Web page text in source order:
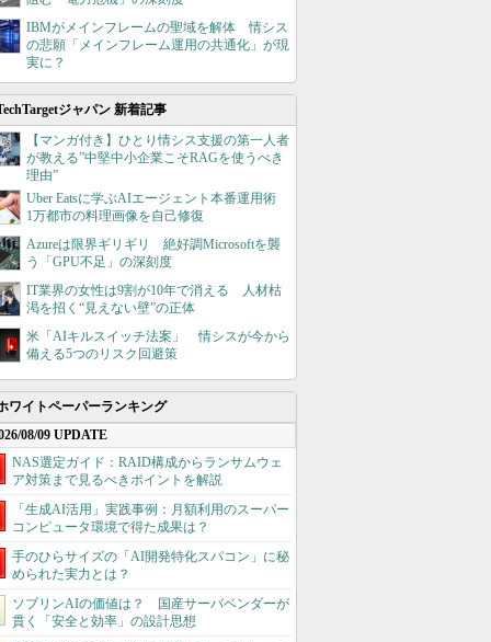
IBMがメインフレームの聖域を解体 情シス
の悲願「メインフレーム運用の共通化」が現
実に？
ジャパン 新着記事
【マンガ付き】ひとり情シス支援の第一人者
が教える”中堅中小企業こそRAGを使うべき
理由”
Uber Eatsに学ぶAIエージェント本番運用術
1万都市の料理画像を自己修復
Azureは限界ギリギリ 絶好調Microsoftを襲
う「GPU不足」の深刻度
IT業界の女性は9割が10年で消える 人材枯
渇を招く“見えない壁”の正体
米「AIキルスイッチ法案」 情シスが今から
備える5つのリスク回避策
ワイトペーパーランキング
08/09 UPDATE
NAS選定ガイド：RAID構成からランサムウェ
ア対策まで見るべきポイントを解説
「生成AI活用」実践事例：月額利用のスーパー
コンピュータ環境で得た成果は？
手のひらサイズの「AI開発特化スパコン」に秘
められた実力とは？
ソブリンAIの価値は？ 国産サーバベンダーが
貫く「安全と効率」の設計思想